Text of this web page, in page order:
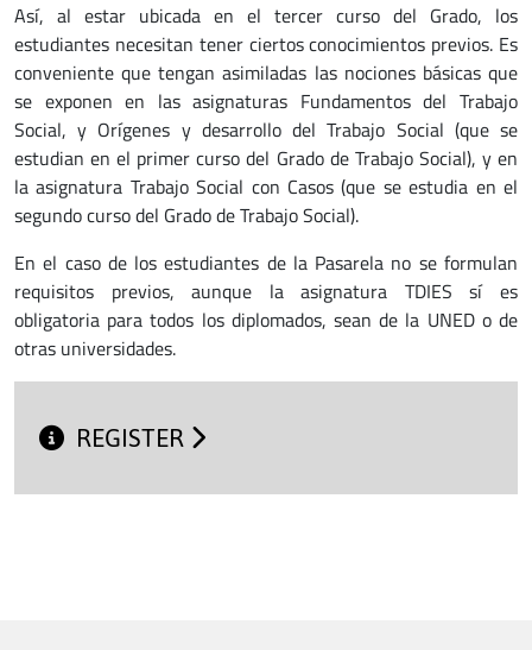
Así, al estar ubicada en el tercer curso del Grado, los
estudiantes necesitan tener ciertos conocimientos previos. Es
conveniente que tengan asimiladas las nociones básicas que
se exponen en las asignaturas Fundamentos del Trabajo
Social, y Orígenes y desarrollo del Trabajo Social (que se
estudian en el primer curso del Grado de Trabajo Social), y en
la asignatura Trabajo Social con Casos (que se estudia en el
segundo curso del Grado de Trabajo Social).
En el caso de los estudiantes de la Pasarela no se formulan
requisitos previos, aunque la asignatura TDIES sí es
obligatoria para todos los diplomados, sean de la UNED o de
otras universidades.
REGISTER